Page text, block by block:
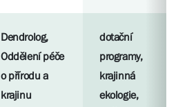
Dendrolog,
Oddělení péče
o přírodu a
krajinu
dotační
programy,
krajinná
ekologie,